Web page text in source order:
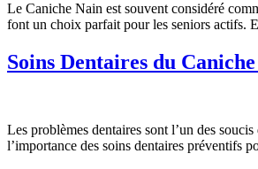
Le Caniche Nain est souvent considéré
font un choix parfait pour les seniors actifs.
Soins Dentaires du
Les problèmes dentaires sont l’un des
l’importance des soins dentaires préventifs